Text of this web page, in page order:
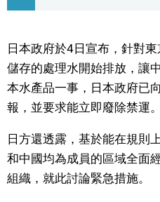
視覺日本
臺灣香港
更多
人物訪談 official
日本政府於4日宣布，針對
儲存的處理水開始排放，讓
本水產品一事，日本政府已
報，並要求能立即廢除禁運。
日方還透露，基於能在規則
和中國均為成員的區域全面
組織，就此討論緊急措施。